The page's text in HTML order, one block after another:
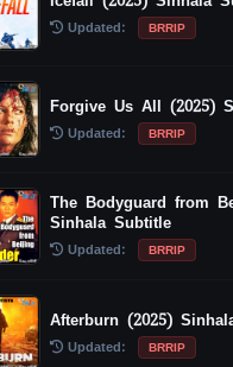
Updated: BRRIP
Forgive Us All (2025)
Updated: BRRIP
The Bodyguard from
Sinhala Subtitle
Updated: BRRIP
Afterburn (2025)
Updated: BRRIP